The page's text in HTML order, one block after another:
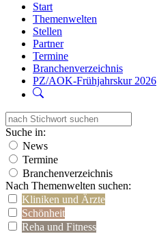
Start
Themenwelten
Stellen
Partner
Termine
Branchenverzeichnis
PZ/AOK-Frühjahrskur 2026
Suche in:
News
Termine
Branchenverzeichnis
Nach Themenwelten suchen:
Kliniken und Ärzte
Schönheit
Reha und Fitness